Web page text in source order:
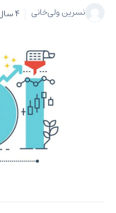
نسرین ولی‌خانی 4 سال پیش